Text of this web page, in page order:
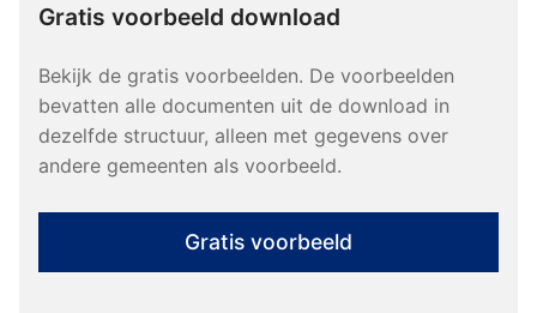
Gratis voorbeeld download
Bekijk de gratis voorbeelden. De voorbeelden
bevatten alle documenten uit de download in
dezelfde structuur, alleen met gegevens over
andere gemeenten als voorbeeld.
Gratis voorbeeld